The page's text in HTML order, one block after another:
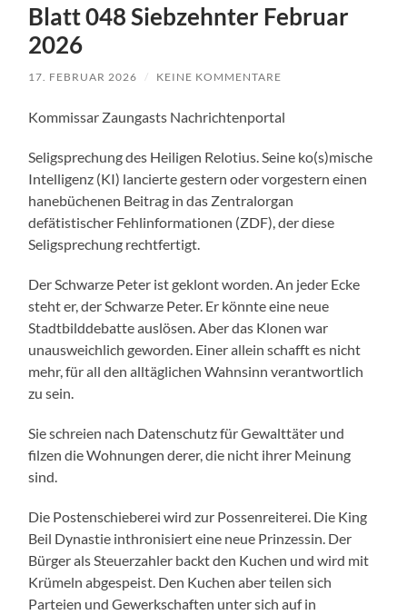
Blatt 048 Siebzehnter Februar
2026
17. FEBRUAR 2026 / KEINE KOMMENTARE
Kommissar Zaungasts Nachrichtenportal
Seligsprechung des Heiligen Relotius. Seine ko(s)mische
Intelligenz (KI) lancierte gestern oder vorgestern einen
hanebüchenen Beitrag in das Zentralorgan
defätistischer Fehlinformationen (ZDF), der diese
Seligsprechung rechtfertigt.
Der Schwarze Peter ist geklont worden. An jeder Ecke
steht er, der Schwarze Peter. Er könnte eine neue
Stadtbilddebatte auslösen. Aber das Klonen war
unausweichlich geworden. Einer allein schafft es nicht
mehr, für all den alltäglichen Wahnsinn verantwortlich
zu sein.
Sie schreien nach Datenschutz für Gewalttäter und
filzen die Wohnungen derer, die nicht ihrer Meinung
sind.
Die Postenschieberei wird zur Possenreiterei. Die King
Beil Dynastie inthronisiert eine neue Prinzessin. Der
Bürger als Steuerzahler backt den Kuchen und wird mit
Krümeln abgespeist. Den Kuchen aber teilen sich
Parteien und Gewerkschaften unter sich auf in